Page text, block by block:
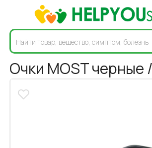
Очки MOST черные